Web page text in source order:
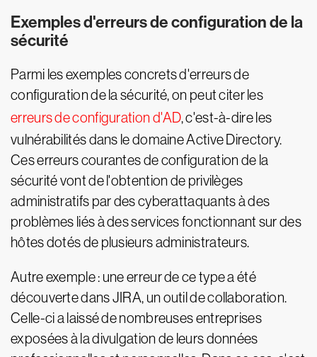
Exemples d'erreurs de configuration de la
sécurité
Parmi les exemples concrets d'erreurs de
configuration de la sécurité, on peut citer les
erreurs de configuration d'AD, c'est-à-dire les
vulnérabilités dans le domaine Active Directory.
Ces erreurs courantes de configuration de la
sécurité vont de l'obtention de privilèges
administratifs par des cyberattaquants à des
problèmes liés à des services fonctionnant sur des
hôtes dotés de plusieurs administrateurs.
Autre exemple : une erreur de ce type a été
découverte dans JIRA, un outil de collaboration.
Celle-ci a laissé de nombreuses entreprises
exposées à la divulgation de leurs données